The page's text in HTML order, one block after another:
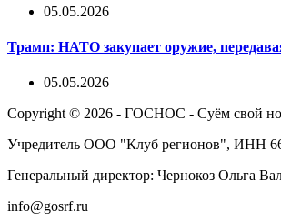
05.05.2026
Трамп: НАТО закупает оружие,
05.05.2026
Copyright © 2026 - ГОСНОС - Суём свой
Учредитель ООО "Клуб регионов", ИНН
Генеральный директор: Чернокоз Ольга
info@gosrf.ru